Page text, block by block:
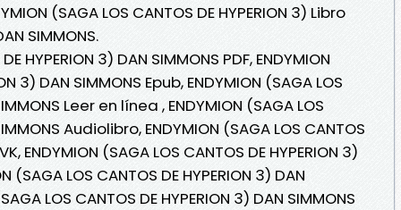
(SAGA LOS CANTOS DE HYPERION 3) Libro
SIMMONS.
HYPERION 3) DAN SIMMONS PDF, ENDYMION
3) DAN SIMMONS Epub, ENDYMION (SAGA LOS
Leer en línea , ENDYMION (SAGA LOS
Audiolibro, ENDYMION (SAGA LOS CANTOS
ENDYMION (SAGA LOS CANTOS DE HYPERION 3)
(SAGA LOS CANTOS DE HYPERION 3) DAN
LOS CANTOS DE HYPERION 3) DAN SIMMONS